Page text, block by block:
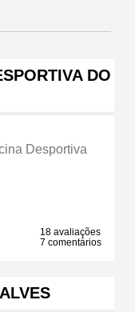
DO
Desportiva
18 avaliações
7 comentários